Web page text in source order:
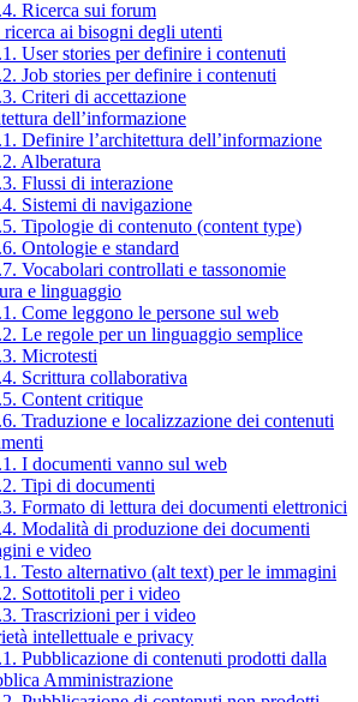
Ricerca sui forum
ai bisogni degli utenti
User stories per definire i contenuti
Job stories per definire i contenuti
Criteri di accettazione
dell’informazione
Definire l’architettura dell’informazione
Alberatura
Flussi di interazione
Sistemi di navigazione
Tipologie di contenuto (content type)
Ontologie e standard
Vocabolari controllati e tassonomie
e linguaggio
Come leggono le persone sul web
Le regole per un linguaggio semplice
Microtesti
Scrittura collaborativa
Content critique
Traduzione e localizzazione dei contenuti
I documenti vanno sul web
Tipi di documenti
Formato di lettura dei documenti elettronici
Modalità di produzione dei documenti
e video
Testo alternativo (alt text) per le immagini
Sottotitoli per i video
Trascrizioni per i video
intellettuale e privacy
Pubblicazione di contenuti prodotti dalla
Amministrazione